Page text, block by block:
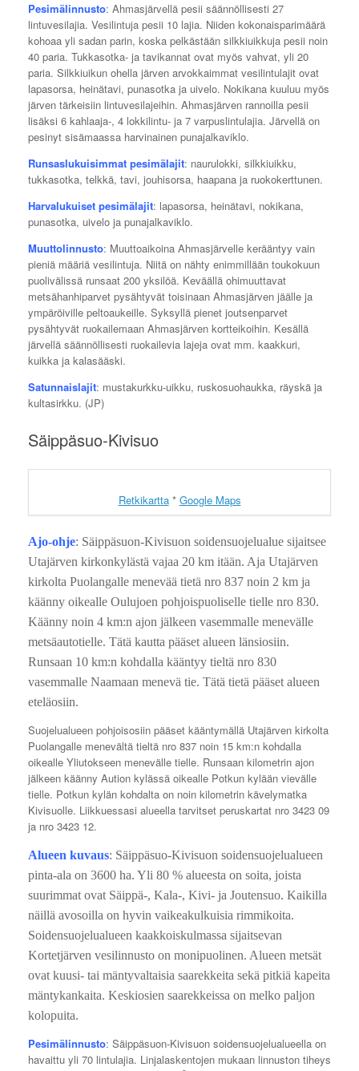
Pesimälinnusto: Ahmasjärvellä pesii säännöllisesti 27
lintuvesilajia. Vesilintuja pesii 10 lajia. Niiden kokonaisparimäärä
kohoaa yli sadan parin, koska pelkästään silkkiuikkuja pesii noin
40 paria. Tukkasotka- ja tavikannat ovat myös vahvat, yli 20
paria. Silkkiuikun ohella järven arvokkaimmat vesilintulajit ovat
lapasorsa, heinätavi, punasotka ja uivelo. Nokikana kuuluu myös
järven tärkeisiin lintuvesilajeihin. Ahmasjärven rannoilla pesii
lisäksi 6 kahlaaja-, 4 lokkilintu- ja 7 varpuslintulajia. Järvellä on
pesinyt sisämaassa harvinainen punajalkaviklo.
Runsaslukuisimmat pesimälajit: naurulokki, silkkiuikku,
tukkasotka, telkkä, tavi, jouhisorsa, haapana ja ruokokerttunen.
Harvalukuiset pesimälajit: lapasorsa, heinätavi, nokikana,
punasotka, uivelo ja punajalkaviklo.
Muuttolinnusto: Muuttoaikoina Ahmasjärvelle kerääntyy vain
pieniä määriä vesilintuja. Niitä on nähty enimmillään toukokuun
puolivälissä runsaat 200 yksilöä. Keväällä ohimuuttavat
metsähanhiparvet pysähtyvät toisinaan Ahmasjärven jäälle ja
ympäröiville peltoaukeille. Syksyllä pienet joutsenparvet
pysähtyvät ruokailemaan Ahmasjärven kortteikoihin. Kesällä
järvellä säännöllisesti ruokailevia lajeja ovat mm. kaakkuri,
kuikka ja kalasääski.
Satunnaislajit: mustakurkku-uikku, ruskosuohaukka, räyskä ja
kultasirkku. (JP)
Säippäsuo-Kivisuo
Retkikartta* Google Maps
Ajo-ohje: Säippäsuon-Kivisuon soidensuojelualue sijaitsee
Utajärven kirkonkylästä vajaa 20 km itään. Aja Utajärven
kirkolta Puolangalle menevää tietä nro 837 noin 2 km ja
käänny oikealle Oulujoen pohjoispuoliselle tielle nro 830.
Käänny noin 4 km:n ajon jälkeen vasemmalle menevälle
metsäautotielle. Tätä kautta pääset alueen länsiosiin.
Runsaan 10 km:n kohdalla kääntyy tieltä nro 830
vasemmalle Naamaan menevä tie. Tätä tietä pääset alueen
eteläosiin.
Suojelualueen pohjoisosiin pääset kääntymällä Utajärven kirkolta
Puolangalle menevältä tieltä nro 837 noin 15 km:n kohdalla
oikealle Yliutokseen menevälle tielle. Runsaan kilometrin ajon
jälkeen käänny Aution kylässä oikealle Potkun kylään vievälle
tielle. Potkun kylän kohdalta on noin kilometrin kävelymatka
Kivisuolle. Liikkuessasi alueella tarvitset peruskartat nro 3423 09
ja nro 3423 12.
Alueen kuvaus: Säippäsuo-Kivisuon soidensuojelualueen
pinta-ala on 3600 ha. Yli 80 % alueesta on soita, joista
suurimmat ovat Säippä-, Kala-, Kivi- ja Joutensuo. Kaikilla
näillä avosoilla on hyvin vaikeakulkuisia rimmikoita.
Soidensuojelualueen kaakkoiskulmassa sijaitsevan
Kortetjärven vesilinnusto on monipuolinen. Alueen metsät
ovat kuusi- tai mäntyvaltaisia saarekkeita sekä pitkiä kapeita
mäntykankaita. Keskiosien saarekkeissa on melko paljon
kolopuita.
Pesimälinnusto: Säippäsuon-Kivisuon soidensuojelualueella on
havaittu yli 70 lintulajia. Linjalaskentojen mukaan linnuston tiheys